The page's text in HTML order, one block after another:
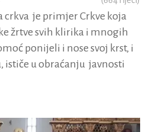
crkva je primjer Crkve koja
žrtve svih klirika i mnogih
ponijeli i nose svoj krst, i
ističe u obraćanju javnosti